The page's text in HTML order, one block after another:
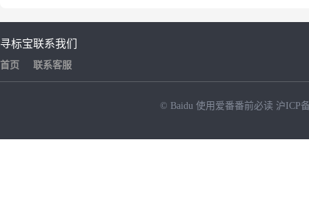
寻标宝
首页
联系我们
联系客服
© Baidu 使用爱番番前必读 沪ICP